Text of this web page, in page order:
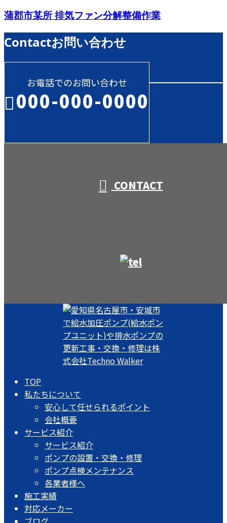
蒲郡市某所 排気ファン分解整備作業
Contactお問い合わせ
お電話でのお問い合わせ
000-000-0000
CONTACT
TOP
私たちについて
安心して任せられるポイント
会社概要
サービス紹介
サービス紹介
ポンプの設置・交換・修理
ポンプ点検メンテナンス
各業者様へ
施工実績
対応メーカー